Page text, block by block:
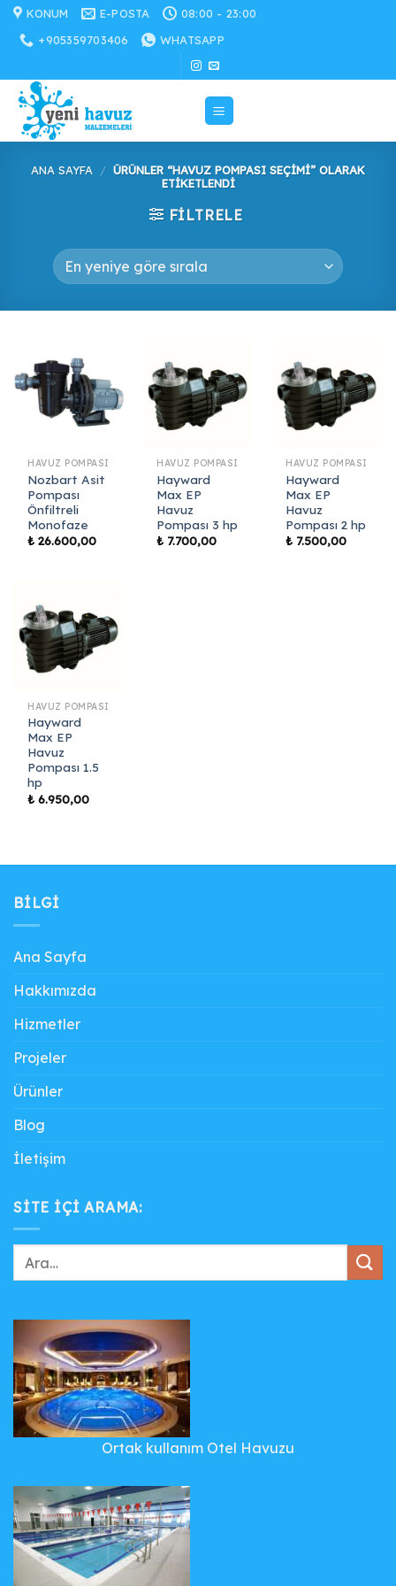
İçeriğe
atla
KONUM E-POSTA
08:00 - 23:00
+905359703406
WHATSAPP
ANA SAYFA / ÜRÜNLER “HAVUZ POMPASI SEÇIMI” OLARAK
ETIKETLENDI
FILTRELE
HAVUZ POMPASI
Nozbart Asit
Pompası
Önfiltreli
Monofaze
₺ 26.600,00
HAVUZ POMPASI
Hayward
Max EP
Havuz
Pompası 3 hp
₺ 7.700,00
HAVUZ POMPASI
Hayward
Max EP
Havuz
Pompası 2 hp
₺ 7.500,00
HAVUZ POMPASI
Hayward
Max EP
Havuz
Pompası 1.5
hp
₺ 6.950,00
BILGI
Ana Sayfa
Hakkımızda
Hizmetler
Projeler
Ürünler
Blog
İletişim
SITE IÇI ARAMA:
Ortak kullanım Otel Havuzu